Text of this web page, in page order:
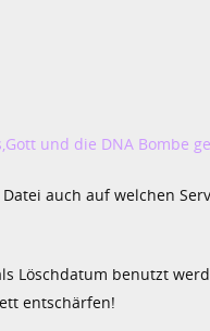
und die DNA Bombe
Datei auch auf welchen
Löschdatum benutzt
entschärfen!